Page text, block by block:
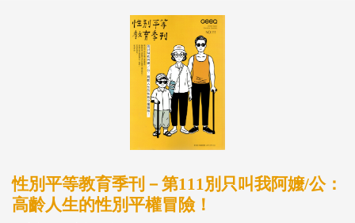
性別平等教育季刊－第111別只叫我阿嬤/公：
高齡人生的性別平權冒險！